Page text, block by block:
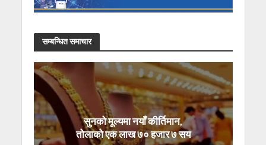
सम्बन्धित समाचार
सुनको मूल्यमा नयाँ कीर्तिमान,
तोलाको एक लाख ७० हजार ७ सय